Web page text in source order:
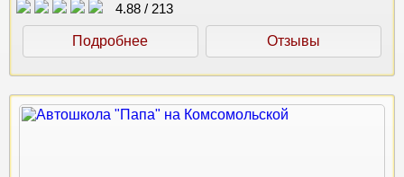
4.88 / 213
Подробнее Отзывы